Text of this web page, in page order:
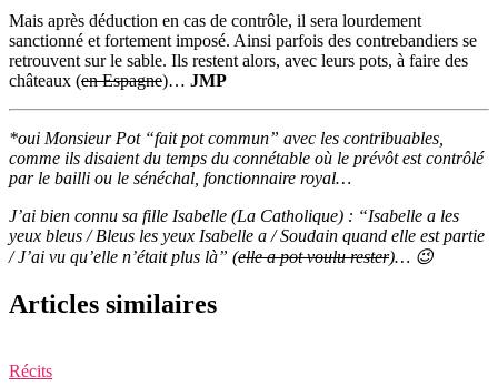
Mais après déduction en cas de contrôle, il sera lourdement
sanctionné et fortement imposé. Ainsi parfois des contrebandiers se
retrouvent sur le sable. Ils restent alors, avec leurs pots, à faire des
châteaux (en Espagne)… JMP
*oui Monsieur Pot “fait pot commun” avec les contribuables,
comme ils disaient du temps du connétable où le prévôt est contrôlé
par le bailli ou le sénéchal, fonctionnaire royal…
J’ai bien connu sa fille Isabelle (La Catholique) : “Isabelle a les
yeux bleus / Bleus les yeux Isabelle a / Soudain quand elle est partie
/ J’ai vu qu’elle n’était plus là” (elle a pot voulu rester)… 😉
Articles similaires
Récits